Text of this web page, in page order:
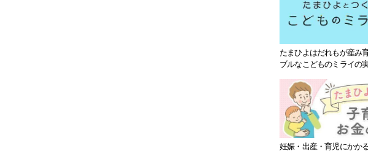
たまひよはだれもが産み
ブルなこどものミライの
妊娠・出産・育児にかか